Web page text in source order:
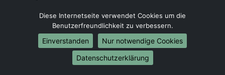
Umzug von Leverkusen nach Griechenland
Umzug von Leverkusen nach Italien
Umzug von Leverkusen nach Liechtenstein
Umzug von Leverkusen nach Luxemburg
Umzug von Leverkusen nach Niederlande
Diese Internetseite verwendet Cookies um die
Benutzerfreundlichkeit zu verbessern.
Einverstanden
Nur notwendige Cookies
Datenschutzerklärung